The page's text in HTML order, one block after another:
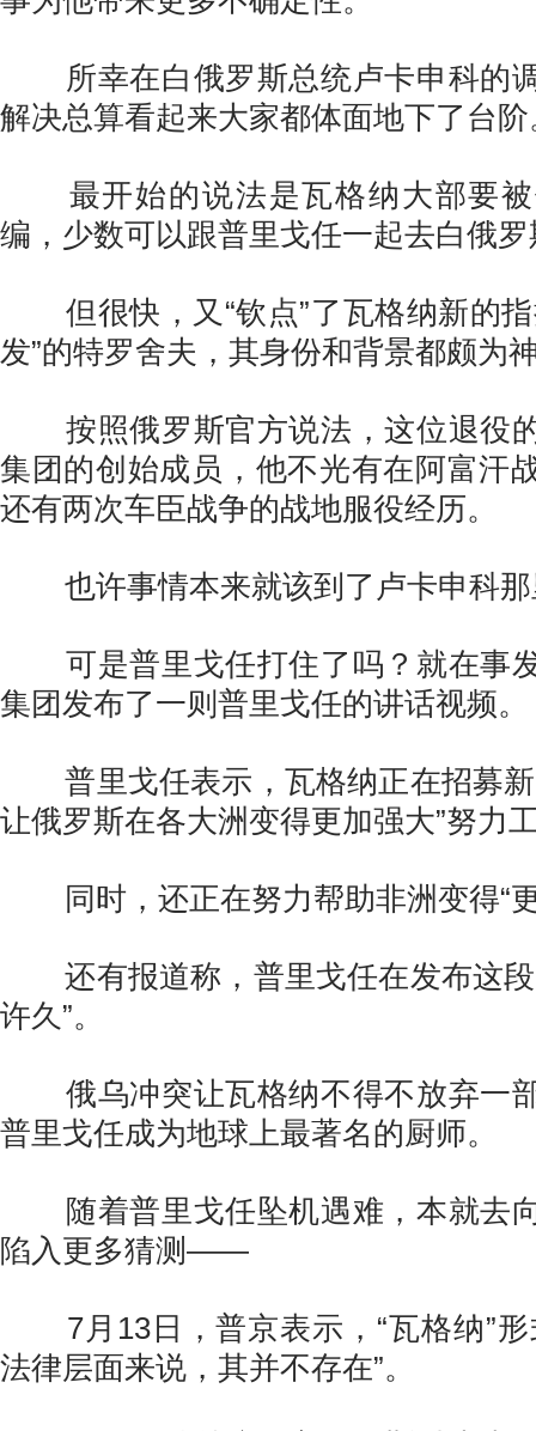
所幸在白俄罗斯总统卢卡申科的
解决总算看起来大家都体面地下了台阶
最开始的说法是瓦格纳大部要被
编，少数可以跟普里戈任一起去白俄罗
但很快，又“钦点”了瓦格纳新的
发”的特罗舍夫，其身份和背景都颇为
按照俄罗斯官方说法，这位退役
集团的创始成员，他不光有在阿富汗
还有两次车臣战争的战地服役经历。
也许事情本来就该到了卢卡申科那
可是普里戈任打住了吗？就在事
集团发布了一则普里戈任的讲话视频。
普里戈任表示，瓦格纳正在招募新
让俄罗斯在各大洲变得更加强大”努力
同时，还正在努力帮助非洲变得“
还有报道称，普里戈任在发布这段
许久”。
俄乌冲突让瓦格纳不得不放弃一
普里戈任成为地球上最著名的厨师。
随着普里戈任坠机遇难，本就去
陷入更多猜测——
7月13日，普京表示，“瓦格纳”
法律层面来说，其并不存在”。